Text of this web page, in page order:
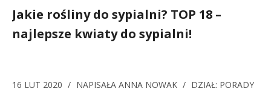
Jakie rośliny do sypialni? TOP 18 –
najlepsze kwiaty do sypialni!
16 LUT 2020 / NAPISAŁA ANNA NOWAK / DZIAŁ: PORADY